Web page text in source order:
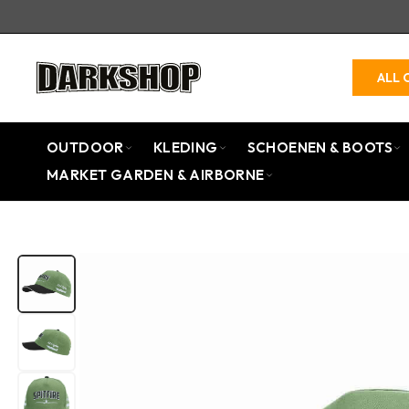
ALL
OUTDOOR KLEDING
SCHOENEN & BOOTS
MARKET GARDEN & AIRBORNE